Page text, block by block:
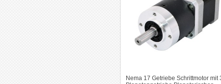
Nema 17 Getriebe Schrittmotor mit